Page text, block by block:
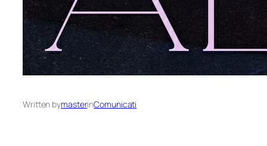
Written bymasterinComunicati